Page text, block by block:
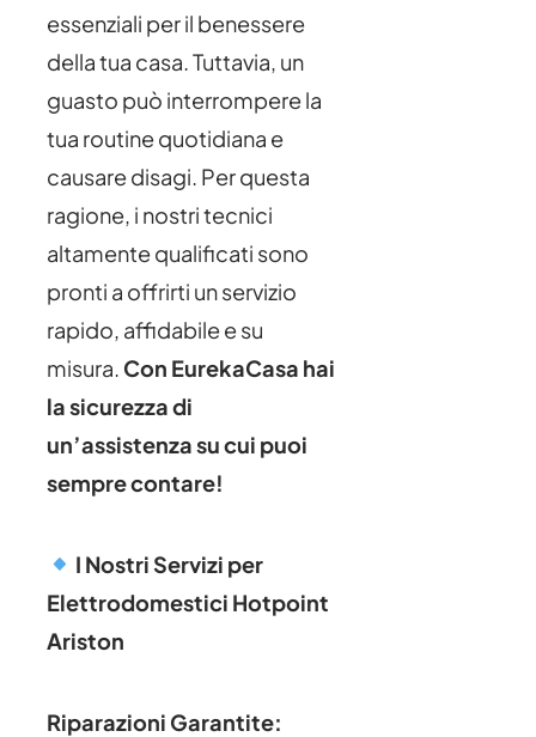
essenziali per il benessere
della tua casa. Tuttavia, un
guasto può interrompere la
tua routine quotidiana e
causare disagi. Per questa
ragione, i nostri tecnici
altamente qualificati sono
pronti a offrirti un servizio
rapido, affidabile e su
misura. Con EurekaCasa hai
la sicurezza di
un’assistenza su cui puoi
sempre contare!
I Nostri Servizi per
Elettrodomestici Hotpoint
Ariston
Riparazioni Garantite: